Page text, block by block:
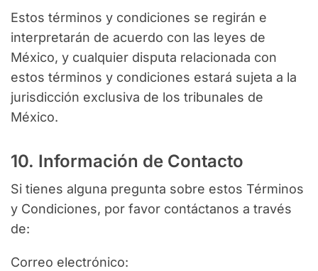
Estos términos y condiciones se regirán e
interpretarán de acuerdo con las leyes de
México, y cualquier disputa relacionada con
estos términos y condiciones estará sujeta a la
jurisdicción exclusiva de los tribunales de
México.
10. Información de Contacto
Si tienes alguna pregunta sobre estos Términos
y Condiciones, por favor contáctanos a través
de:
Correo electrónico: